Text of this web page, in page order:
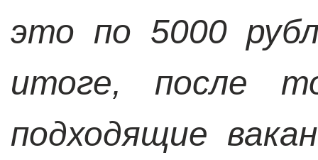
это по 5000
итоге, после
подходящие